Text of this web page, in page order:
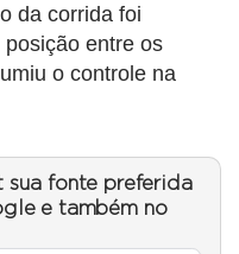
da corrida foi
entre os
o controle na
sua fonte preferida
e também no